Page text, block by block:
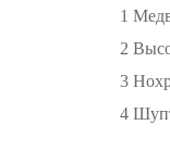
1
2
3
4